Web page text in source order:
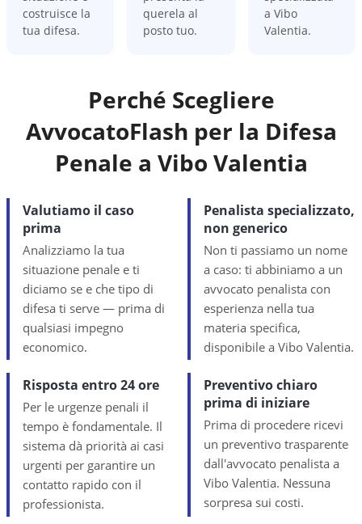
costruisce la
tua difesa.
querela al
posto tuo.
a Vibo
Valentia.
Perché Scegliere
AvvocatoFlash per la Difesa
Penale a Vibo Valentia
Valutiamo il caso
prima
Analizziamo la tua
situazione penale e ti
diciamo se e che tipo di
difesa ti serve — prima di
qualsiasi impegno
economico.
Penalista specializzato,
non generico
Non ti passiamo un nome
a caso: ti abbiniamo a un
avvocato penalista con
esperienza nella tua
materia specifica,
disponibile a Vibo Valentia.
Risposta entro 24 ore
Per le urgenze penali il
tempo è fondamentale. Il
sistema dà priorità ai casi
urgenti per garantire un
contatto rapido con il
professionista.
Preventivo chiaro
prima di iniziare
Prima di procedere ricevi
un preventivo trasparente
dall'avvocato penalista a
Vibo Valentia. Nessuna
sorpresa sui costi.